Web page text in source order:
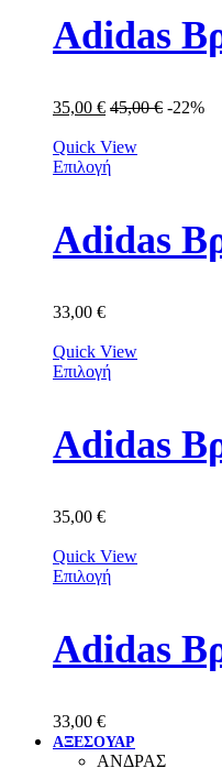
Adidas
35,00 € 45,00€ -22%
Quick View
Επιλογή
Adidas
33,00 €
Quick View
Επιλογή
Adidas
35,00 €
Quick View
Επιλογή
Adidas
33,00 €
ΑΞΕΣΟΥΑΡ
ΑΝΔΡΑΣ